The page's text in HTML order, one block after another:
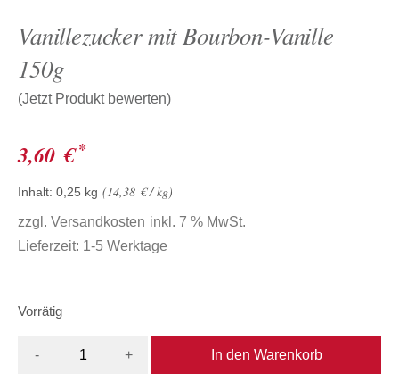
Vanillezucker mit Bourbon-Vanille
150g
(Jetzt Produkt bewerten)
3,60 € *
Inhalt: 0,25 kg 14,38 €/kg
zzgl. Versandkosten inkl. 7 % MwSt.
Lieferzeit: 1-5 Werktage
Vorrätig
- + In den Warenkorb